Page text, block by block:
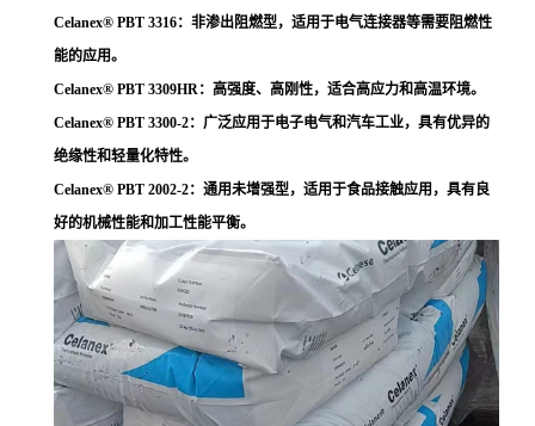
Celanex® PBT 3316：非渗出阻燃型，适用于电气连接器等需要阻燃性
能的应用。
Celanex® PBT 3309HR：高强度、高刚性，适合高应力和高温环境。
Celanex® PBT 3300-2：广泛应用于电子电气和汽车工业，具有优异的
绝缘性和轻量化特性。
Celanex® PBT 2002-2：通用未增强型，适用于食品接触应用，具有良
好的机械性能和加工性能平衡。